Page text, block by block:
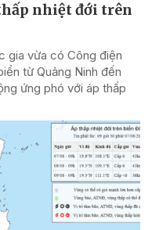
nhiệt đới trên
gia vừa có Công điện
từ Quảng Ninh đến
ứng phó với áp thấp